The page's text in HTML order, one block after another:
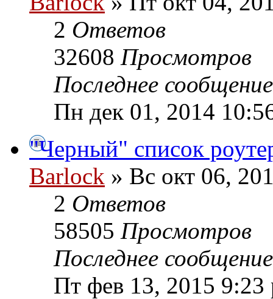
2 Ответов
32608 Просмотров
Последнее
Пн дек 01, 2014
"Черный" список
Barlock » Вс окт 06,
2 Ответов
58505 Просмотров
Последнее
Пт фев 13, 2015 9:23